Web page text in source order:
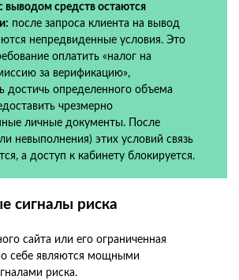
выводом средств остаются
после запроса клиента на вывод
непредвиденные условия. Это
оплатить «налог на
за верификацию»,
достичь определенного объема
чрезмерно
личные документы. После
невыполнения) этих условий связь
а доступ к кабинету блокируется.
сигналы риска
сайта или его ограниченная
себе являются мощными
риска.